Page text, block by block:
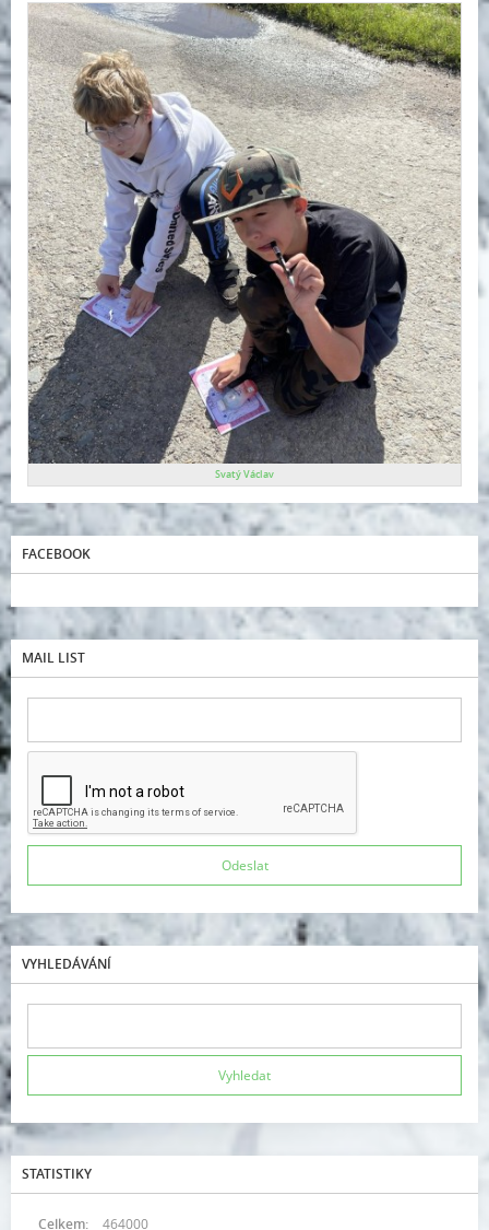
Svatý Václav
FACEBOOK
MAIL LIST
VYHLEDÁVÁNÍ
STATISTIKY
Celkem: 464000